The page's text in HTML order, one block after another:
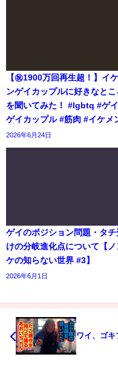
【㊗️1900万回再生超！】イ
ンゲイカップルに好きなとこ
を聞いてみた！ #lgbtq #ゲ
ゲイカップル #筋肉 #イケメ
2026年6月24日
ゲイのポジション問題・タチ
けの分岐進化点について【ノ
ケの知らない世界 #3】
2026年6月1日
ワイ、ゴキ